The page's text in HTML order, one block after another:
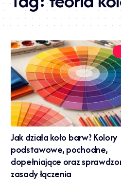
Jak działa koło barw? Kolory
podstawowe, pochodne,
dopełniające oraz
zasady łączenia